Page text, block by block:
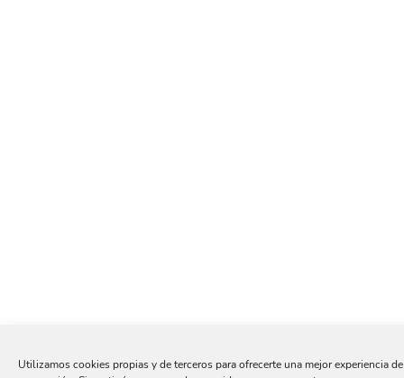
Utilizamos cookies propias y de terceros para ofrecerte una mejor experiencia de